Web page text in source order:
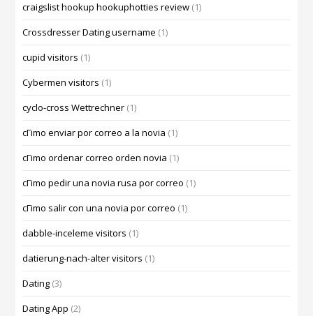
craigslist hookup hookuphotties review (1)
Crossdresser Dating username (1)
cupid visitors (1)
Cybermen visitors (1)
cyclo-cross Wettrechner (1)
cГіmo enviar por correo a la novia (1)
cГіmo ordenar correo orden novia (1)
cГіmo pedir una novia rusa por correo (1)
cГіmo salir con una novia por correo (1)
dabble-inceleme visitors (1)
datierung-nach-alter visitors (1)
Dating (3)
Dating App (2)